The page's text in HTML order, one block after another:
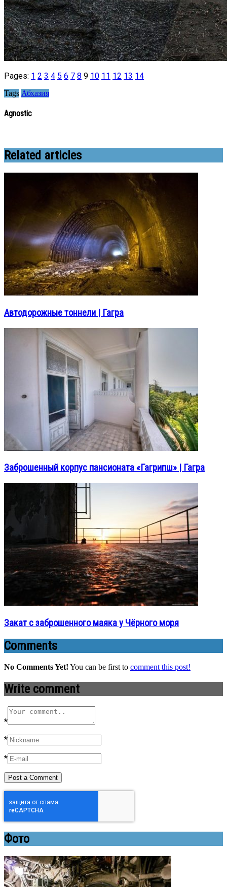
Pages: 1 2 3 4 5 6 7 8 9 10 11 12 13 14
Tags Абхазия
Agnostic
Related articles
Автодорожные тоннели | Гагра
Заброшенный корпус пансионата «Гагрипш» | Гагра
Закат с заброшенного маяка у Чёрного моря
Comments
No Comments Yet! You can be first to comment this post!
Write comment
*
*
*
Фото